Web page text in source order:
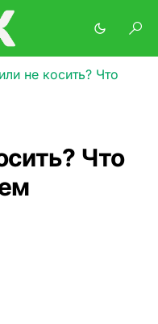
не косить? Что
Что